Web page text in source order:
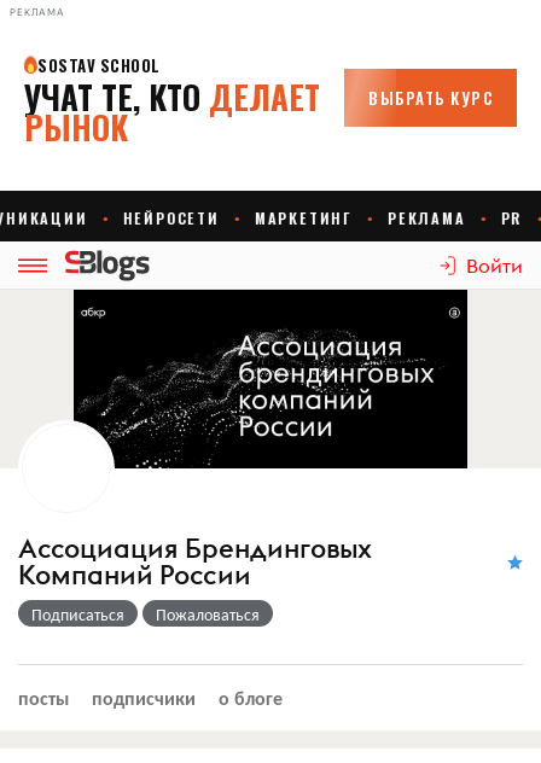
РЕКЛАМА
Войти
Ассоциация Брендинговых
Компаний России
Подписаться Пожаловаться
посты подписчики о блоге